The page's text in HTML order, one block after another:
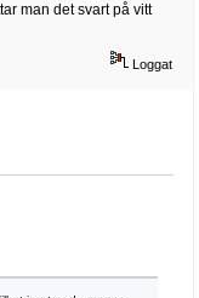
man det svart på vitt
Loggat